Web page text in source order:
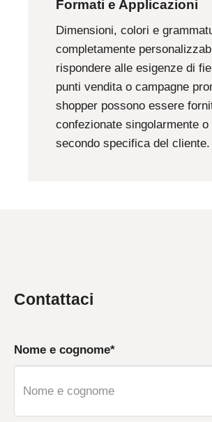
Formati e Applicazioni
Dimensioni, colori e
completamente
rispondere alle esigenze di
punti vendita o campagne
shopper possono essere
confezionate singolarmente o
secondo specifica del cliente.
Contattaci
Nome e cognome*